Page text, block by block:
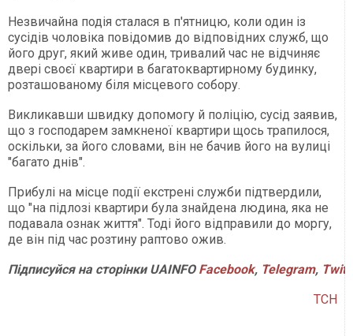
Незвичайна подія сталася в п'ятницю, коли один із
сусідів чоловіка повідомив до відповідних служб, що
його друг, який живе один, тривалий час не відчиняє
двері своєї квартири в багатоквартирному будинку,
розташованому біля місцевого собору.
Викликавши швидку допомогу й поліцію, сусід заявив,
що з господарем замкненої квартири щось трапилося,
оскільки, за його словами, він не бачив його на вулиці
"багато днів".
Прибулі на місце події екстрені служби підтвердили,
що "на підлозі квартири була знайдена людина, яка не
подавала ознак життя". Тоді його відправили до моргу,
де він під час розтину раптово ожив.
Підписуйся на сторінки UAINFO Facebook, Telegram,
ТСН